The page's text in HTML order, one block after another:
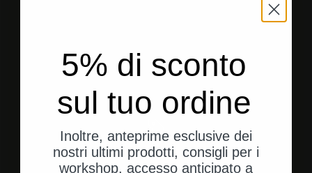
5% di sconto
sul tuo ordine
Inoltre, anteprime esclusive dei
nostri ultimi prodotti, consigli per i
workshop, accesso anticipato a